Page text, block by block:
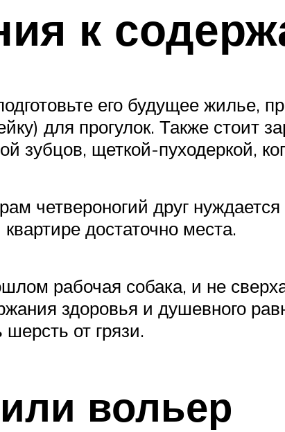
к
его будущее жилье,
для прогулок. Также стоит
зубцов, щеткой-пуходеркой,
четвероногий друг
достаточно места.
рабочая собака, и не
здоровья и душевного
от грязи.
вольер